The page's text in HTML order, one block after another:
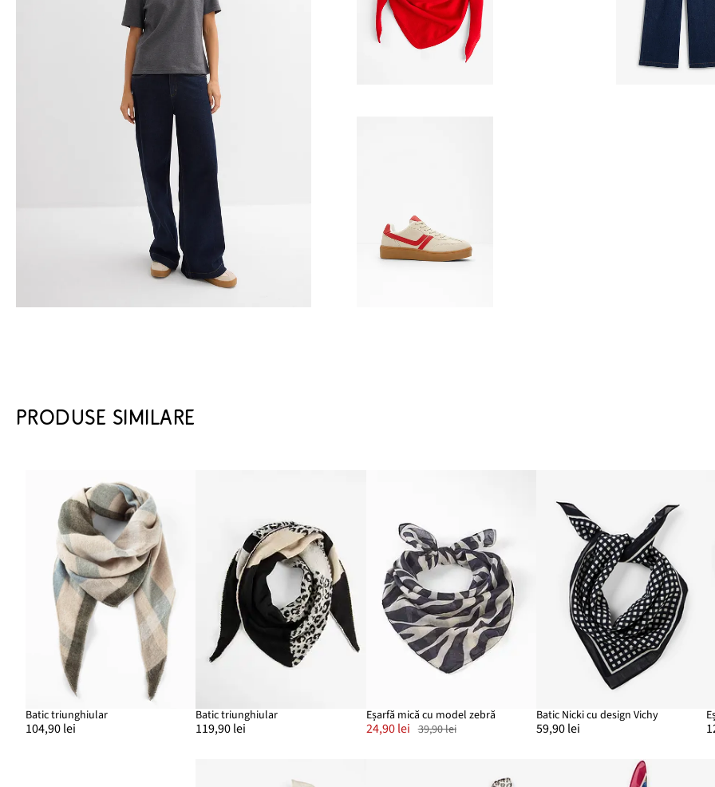
PRODUSE SIMILARE
Batic triunghiular
104,90 lei
Batic triunghiular
119,90 lei
Eșarfă mică cu model zebră
24,90 lei 39,90 lei
Batic Nicki cu design Vichy
59,90 lei